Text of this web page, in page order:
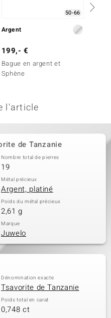
50-66
Argent
199,- €
Bague en argent et
Sphène
l'article
de Tanzanie
Nombre total de pierres
19
Métal précieux
Argent, platiné
Poids du métal précieux
2,61 g
Marque
Juwelo
Dénomination exacte
Tsavorite de Tanzanie
Poids total en carat
0,748 ct